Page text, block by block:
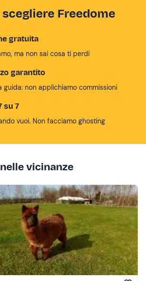
Freedome
gratuita
ma non sai cosa ti perdi
garantito
guida: non applichiamo commissioni
su 7
vuoi. Non facciamo ghosting
vicinanze